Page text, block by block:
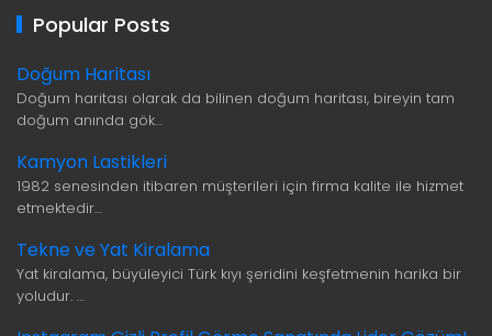
Popular Posts
Doğum Haritası
Doğum haritası olarak da bilinen doğum haritası, bireyin tam
doğum anında gök…
Kamyon Lastikleri
1982 senesinden itibaren müşterileri için firma kalite ile hizmet
etmektedir…
Tekne ve Yat Kiralama
Yat kiralama, büyüleyici Türk kıyı şeridini keşfetmenin harika bir
yoludur. …